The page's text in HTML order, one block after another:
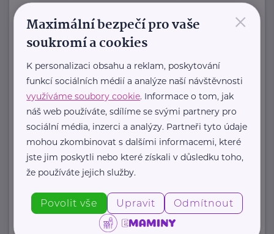
+420 800 100 150
info@hartmanndirect.cz
Zobrazit přehled společností
×
Maximální bezpečí pro vaše
soukromí a cookies
K personalizaci obsahu a reklam, poskytování
funkcí sociálních médií a analýze naší návštěvnosti
využíváme soubory cookie. Informace o tom, jak
náš web používáte, sdílíme se svými partnery pro
sociální média, inzerci a analýzy. Partneři tyto údaje
mohou zkombinovat s dalšími informacemi, které
jste jim poskytli nebo které získali v důsledku toho,
že používáte jejich služby.
Povolit vše Upravit Odmítnout